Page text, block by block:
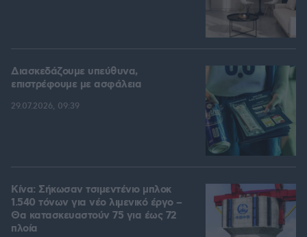
Διασκεδάζουμε υπεύθυνα,
επιστρέφουμε με ασφάλεια
29.07.2026, 09:39
Κίνα: Σήκωσαν τσιμεντένιο μπλοκ
1.540 τόνων για νέο λιμενικό έργο –
Θα κατασκευαστούν 75 για έως 72
πλοία